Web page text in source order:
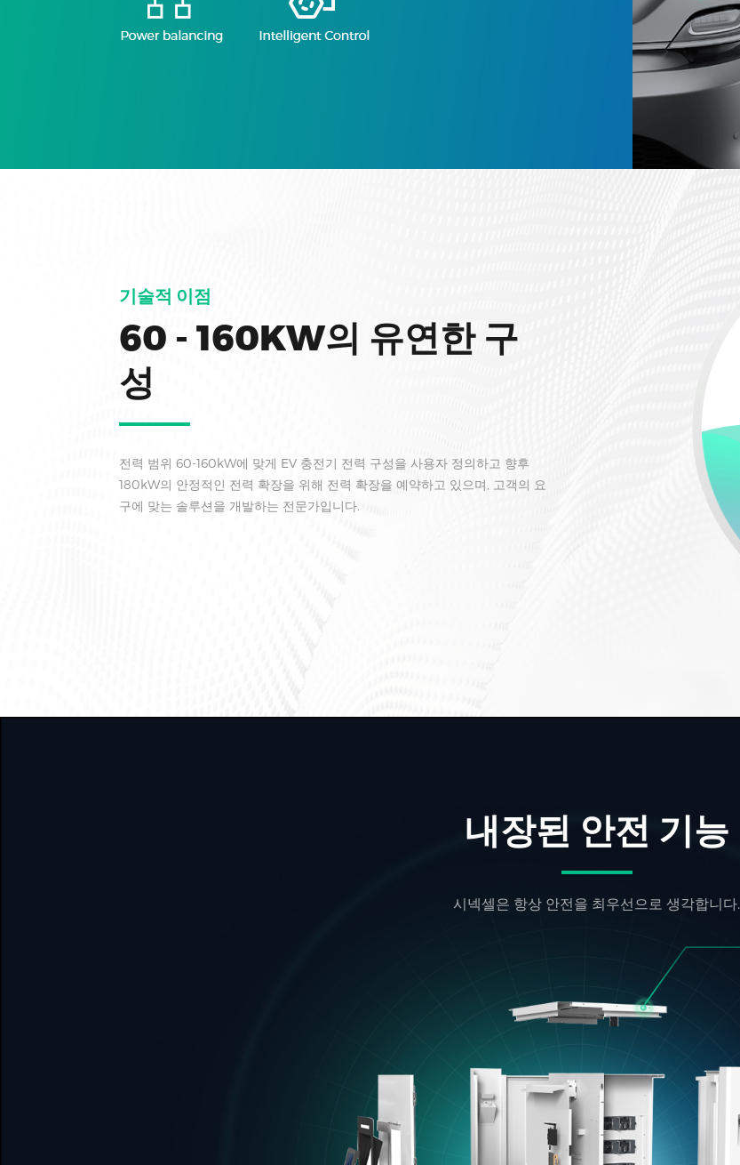
기술적 이점
60 - 160KW의 유연한 구
성
전력 범위 60-160kW에 맞게 EV 충전기 전력 구성을 사용자 정의하고 향후
180kW의 안정적인 전력 확장을 위해 전력 확장을 예약하고 있으며, 고객의 요
구에 맞는 솔루션을 개발하는 전문가입니다.
내장된 안전 기능
시넥셀은 항상 안전을 최우선으로 생각합니다.